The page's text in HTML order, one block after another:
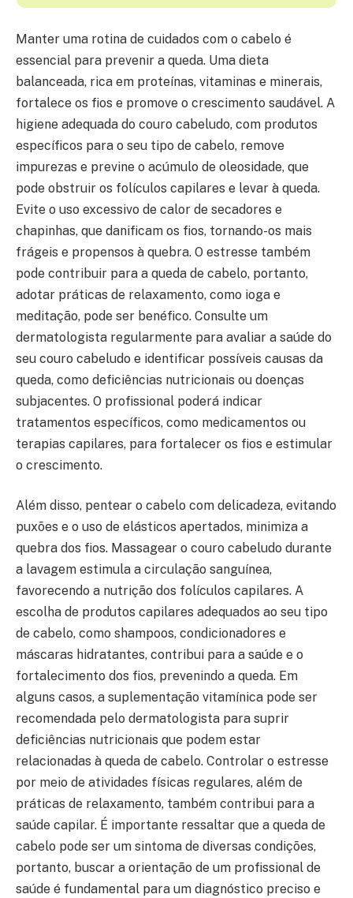
Manter uma rotina de cuidados com o cabelo é
essencial para prevenir a queda. Uma dieta
balanceada, rica em proteínas, vitaminas e minerais,
fortalece os fios e promove o crescimento saudável. A
higiene adequada do couro cabeludo, com produtos
específicos para o seu tipo de cabelo, remove
impurezas e previne o acúmulo de oleosidade, que
pode obstruir os folículos capilares e levar à queda.
Evite o uso excessivo de calor de secadores e
chapinhas, que danificam os fios, tornando-os mais
frágeis e propensos à quebra. O estresse também
pode contribuir para a queda de cabelo, portanto,
adotar práticas de relaxamento, como ioga e
meditação, pode ser benéfico. Consulte um
dermatologista regularmente para avaliar a saúde do
seu couro cabeludo e identificar possíveis causas da
queda, como deficiências nutricionais ou doenças
subjacentes. O profissional poderá indicar
tratamentos específicos, como medicamentos ou
terapias capilares, para fortalecer os fios e estimular
o crescimento.
Além disso, pentear o cabelo com delicadeza, evitando
puxões e o uso de elásticos apertados, minimiza a
quebra dos fios. Massagear o couro cabeludo durante
a lavagem estimula a circulação sanguínea,
favorecendo a nutrição dos folículos capilares. A
escolha de produtos capilares adequados ao seu tipo
de cabelo, como shampoos, condicionadores e
máscaras hidratantes, contribui para a saúde e o
fortalecimento dos fios, prevenindo a queda. Em
alguns casos, a suplementação vitamínica pode ser
recomendada pelo dermatologista para suprir
deficiências nutricionais que podem estar
relacionadas à queda de cabelo. Controlar o estresse
por meio de atividades físicas regulares, além de
práticas de relaxamento, também contribui para a
saúde capilar. É importante ressaltar que a queda de
cabelo pode ser um sintoma de diversas condições,
portanto, buscar a orientação de um profissional de
saúde é fundamental para um diagnóstico preciso e